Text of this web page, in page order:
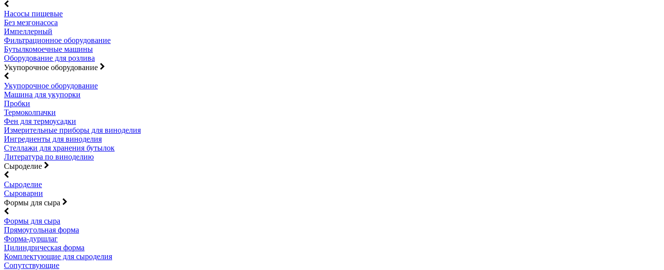
Насосы пищевые
Без мезгонасоса
Импеллерный
Фильтрационное оборудование
Бутылкомоечные машины
Оборудование для розлива
Укупорочное оборудование
Укупорочное оборудование
Машина для укупорки
Пробки
Термоколпачки
Фен для термоусадки
Измерительные приборы для виноделия
Ингредиенты для виноделия
Стеллажи для хранения бутылок
Литература по виноделию
Сыроделие
Сыроделие
Сыроварни
Формы для сыра
Формы для сыра
Прямоугольная форма
Форма-дуршлаг
Цилиндрическая форма
Комплектующие для сыроделия
Сопутствующие